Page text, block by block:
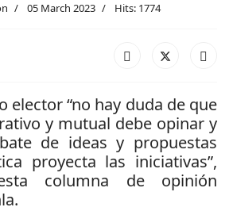
05 March 2023 Hits: 1774
elector “no hay duda de que
y mutual debe opinar y
de ideas y propuestas
proyecta las iniciativas”,
columna de opinión